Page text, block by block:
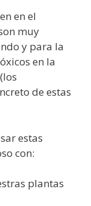
en el
muy
y para la
en la
de estas
estas
con:
plantas